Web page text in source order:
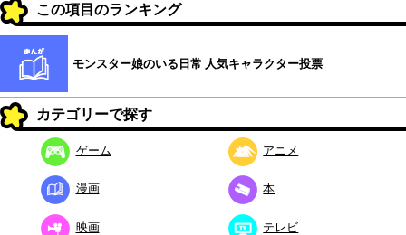
この項目のランキング
モンスター娘のいる日常 人気キャラクター投票
カテゴリーで探す
ゲーム アニメ
漫画 本
映画 テレビ